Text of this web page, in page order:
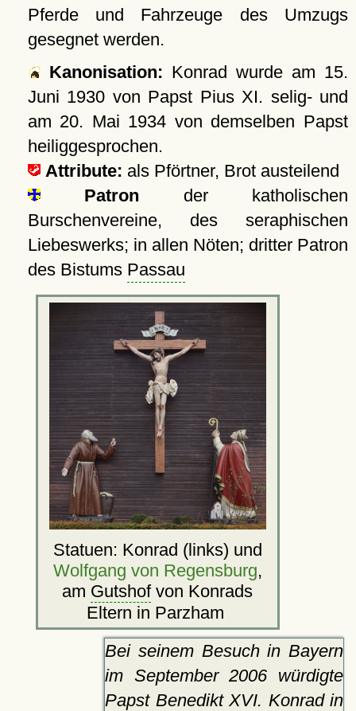
Pferde und Fahrzeuge des Umzugs
gesegnet werden.
Kanonisation: Konrad wurde am 15.
Juni 1930 von Papst Pius XI. selig- und
am 20. Mai 1934 von demselben Papst
heiliggesprochen.
Attribute: als Pförtner, Brot austeilend
Patron der katholischen
Burschenvereine, des seraphischen
Liebeswerks; in allen Nöten; dritter Patron
des Bistums Passau
Statuen: Konrad (links) und
Wolfgang von Regensburg,
am Gutshofvon Konrads
Eltern in Parzham
Bei seinem Besuch in Bayern
im September 2006 würdigte
Papst Benedikt XVI. Konrad in